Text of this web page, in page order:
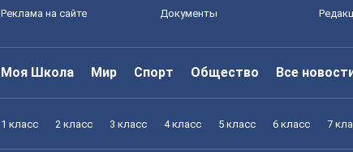
Реклама на сайте Документы
Моя Школа Мир Спорт Общество Все
1 класс 2 класс 3 класс 4 класс 5 класс 6 класс 7